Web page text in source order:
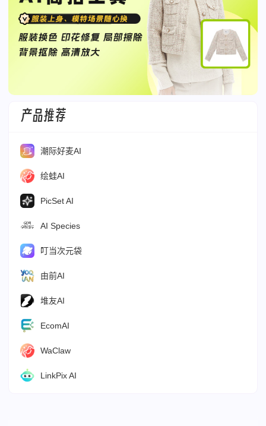
产品推荐
潮际好麦AI
绘蛙AI
PicSet AI
AI Species
叮当次元袋
由前AI
堆友AI
EcomAI
WaClaw
LinkPix AI